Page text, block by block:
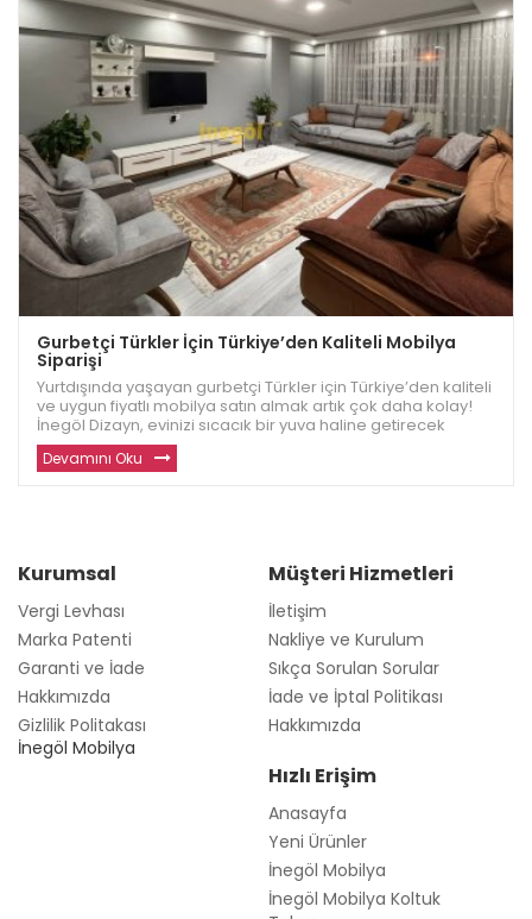
Gurbetçi Türkler İçin Türkiye’den Kaliteli Mobilya
Siparişi
Yurtdışında yaşayan gurbetçi Türkler için Türkiye’den kaliteli
ve uygun fiyatlı mobilya satın almak artık çok daha kolay!
İnegöl Dizayn, evinizi sıcacık bir yuva haline getirecek
dayanıklı ve modern mobilyalar sunuyor. Avrupa ve diğer
ülkelerde yaşayan gu
Devamını Oku
Kurumsal
Vergi Levhası
Marka Patenti
Garanti ve İade
Hakkımızda
Gizlilik Politakası
İnegöl Mobilya
Müşteri Hizmetleri
İletişim
Nakliye ve Kurulum
Sıkça Sorulan Sorular
İade ve İptal Politikası
Hakkımızda
Hızlı Erişim
Anasayfa
Yeni Ürünler
İnegöl Mobilya
İnegöl Mobilya Koltuk